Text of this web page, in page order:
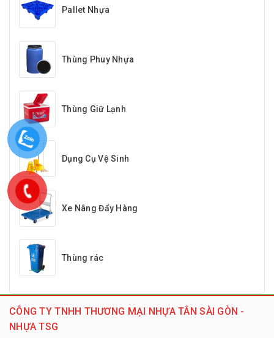
Pallet Nhựa
Thùng Phuy Nhựa
Thùng Giữ Lạnh
Dụng Cụ Vệ Sinh
Xe Nâng Đẩy Hàng
Thùng rác
CÔNG TY TNHH THƯƠNG MẠI NHỰA TÂN SÀI GÒN -
NHỰA TSG